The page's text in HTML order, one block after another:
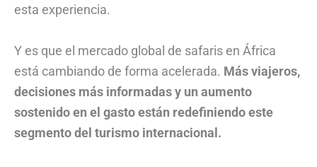
esta experiencia.
Y es que el mercado global de safaris en África
está cambiando de forma acelerada. Más viajeros,
decisiones más informadas y un aumento
sostenido en el gasto están redefiniendo este
segmento del turismo internacional.